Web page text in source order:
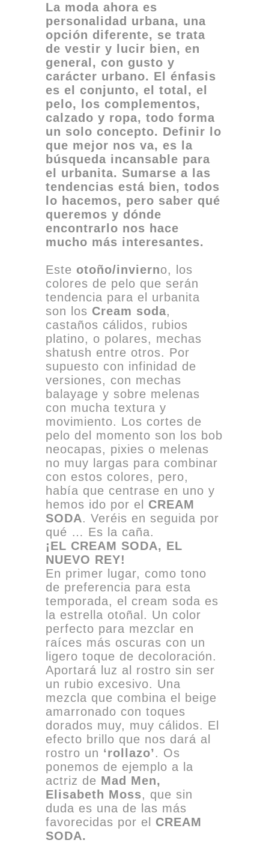
La moda ahora es
personalidad urbana, una
opción diferente, se trata
de vestir y lucir bien, en
general, con gusto y
carácter urbano. El énfasis
es el conjunto, el total, el
pelo, los complementos,
calzado y ropa, todo forma
un solo concepto. Definir lo
que mejor nos va, es la
búsqueda incansable para
el urbanita. Sumarse a las
tendencias está bien, todos
lo hacemos, pero saber qué
queremos y dónde
encontrarlo nos hace
mucho más interesantes.
Este otoño/invierno, los
colores de pelo que serán
tendencia para el urbanita
son los Cream soda,
castaños cálidos, rubios
platino, o polares, mechas
shatush entre otros. Por
supuesto con infinidad de
versiones, con mechas
balayage y sobre melenas
con mucha textura y
movimiento. Los cortes de
pelo del momento son los bob
neocapas, pixies o melenas
no muy largas para combinar
con estos colores, pero,
había que centrase en uno y
hemos ido por el CREAM
SODA. Veréis en seguida por
qué … Es la caña.
¡EL CREAM SODA, EL
NUEVO REY!
En primer lugar, como tono
de preferencia para esta
temporada, el cream soda es
la estrella otoñal. Un color
perfecto para mezclar en
raíces más oscuras con un
ligero toque de decoloración.
Aportará luz al rostro sin ser
un rubio excesivo. Una
mezcla que combina el beige
amarronado con toques
dorados muy, muy cálidos. El
efecto brillo que nos dará al
rostro un ‘rollazo’. Os
ponemos de ejemplo a la
actriz de Mad Men,
Elisabeth Moss, que sin
duda es una de las más
favorecidas por el CREAM
SODA.